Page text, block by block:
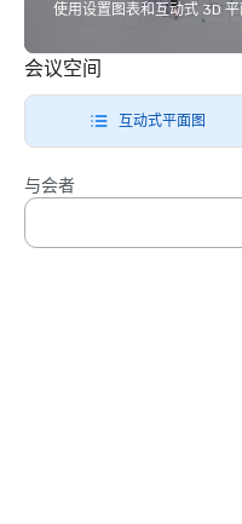
使用设置图表和互动式 3D 平
会议空间
互动式平面图
与会者